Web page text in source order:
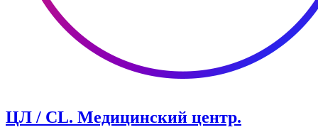
ЦЛ / CL. Медицинский центр.